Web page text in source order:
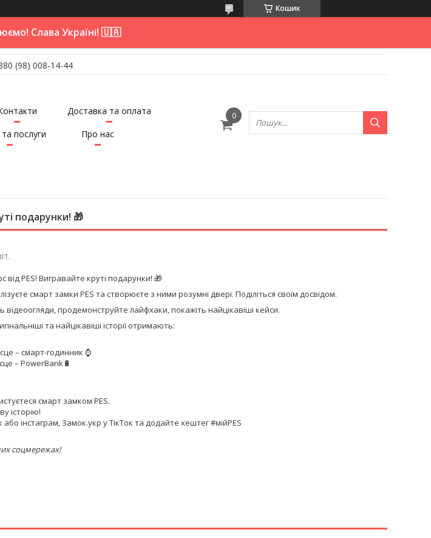
Кошик
Слава Україні! 🇺🇦
(98) 008-14-44
Доставка та оплата
послуги
Про нас
подарунки! 🎁
від PES! Вигравайте круті подарунки! 🎁
смарт замки PES та створюєте з ними розумні двері. Поділіться своїм досвідом.
відеоогляди, продемонструйте лайфхаки, покажіть найцікавіші кейси.
та найцікавіші історії отримають:
– смарт-годинник ⌚️
– PowerBank🔋
смарт замком PES.
історію!
інстаграм, Замок.укр у ТікТок та додайте хештег #мійPES
соцмережах!